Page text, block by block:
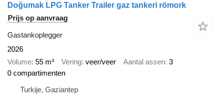
Doğumak LPG Tanker Trailer gaz tankeri römork
Prijs op aanvraag
Gastankoplegger
2026
Volume 55 m³ Vering veer/veer Aantal assen 3
0 compartimenten
Turkije, Gaziantep